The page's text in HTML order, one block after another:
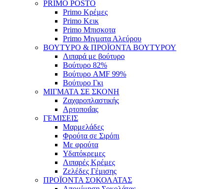
PRIMO POSTO
Primo Κρέμες
Primo Κεικ
Primo Μπισκοτα
Primo Μιγματα Αλεύρου
ΒΟΥΤΥΡΟ & ΠΡΟΪΟΝΤΑ ΒΟΥΤΥΡΟΥ
Λιπαρά με βούτυρο
Βούτυρο 82%
Βούτυρο AMF 99%
Βούτυρο Γκι
ΜΙΓΜΑΤΑ ΣΕ ΣΚΟΝΗ
Ζαχαροπλαστικής
Αρτοποιΐας
ΓΕΜΙΣΕΙΣ
Μαρμελάδες
Φρούτα σε Σιρόπι
Με φρούτα
Υδατόκρεμες
Λιπαρές Κρέμες
Ζελέδες Γέμισης
ΠΡΟΪΟΝΤΑ ΣΟΚΟΛΑΤΑΣ